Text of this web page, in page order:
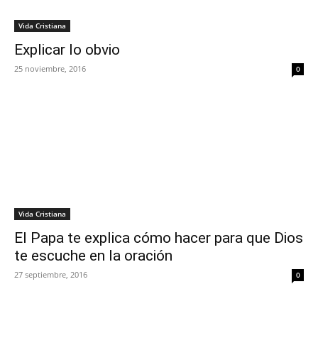
Vida Cristiana
Explicar lo obvio
25 noviembre, 2016 0
Vida Cristiana
El Papa te explica cómo hacer para que Dios
te escuche en la oración
27 septiembre, 2016 0